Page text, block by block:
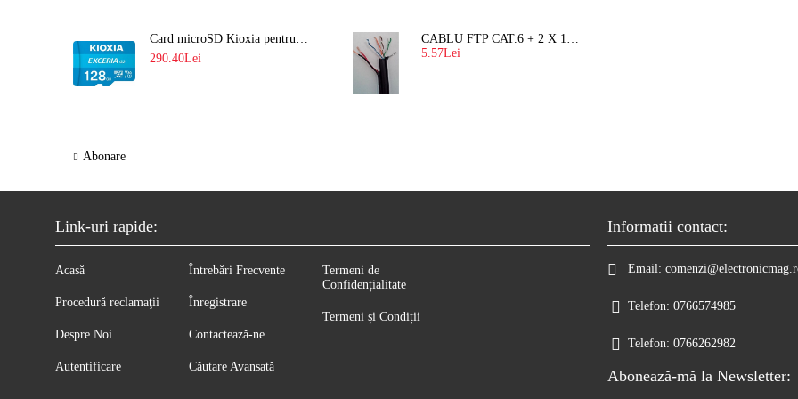
Card microSD Kioxia pentru CCTV cu capacitate memorie 128GB Ultra HD 4K LMEX2L128GG2
290.40Lei
Abonare
CABLU FTP CAT.6 + 2 X 1.5 MM2 ( LITAT ) CU SUFA
5.57Lei
Link-uri rapide:
Acasă
Procedură reclamaţii
Despre Noi
Autentificare
Întrebări Frecvente
Înregistrare
Contactează-ne
Căutare Avansată
Termeni de
Confidențialitate
Termeni și Condiții
Informatii contact:
Email:
Telefon: 0766574985
Telefon: 0766262982
Abonează-mă la Newsletter: